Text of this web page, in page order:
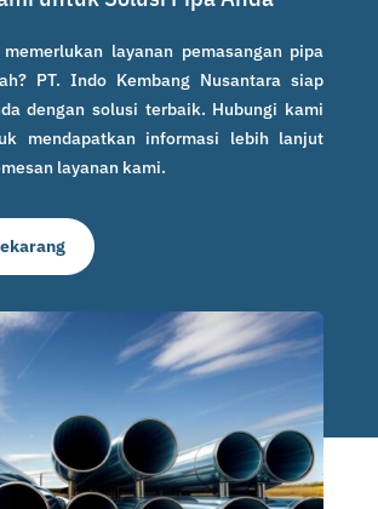
layanan pemasangan pipa
PT. Indo Kembang Nusantara siap
dengan solusi terbaik. Hubungi kami
mendapatkan informasi lebih lanjut
layanan kami.